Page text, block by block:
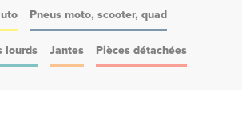
Pneus moto, scooter, quad
lourds Jantes Pièces détachées